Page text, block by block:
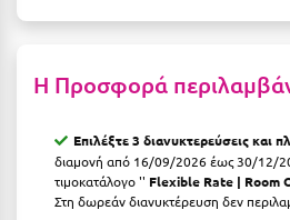
Ιεράπετρα
Ικαρία
Ιωάννινα
Η Προσφορά
Επιλέξτε 3 διανυκτερεύσεις και
διαμονή από 16/09/2026 έως 30/12/
τιμοκατάλογο '' Flexible Rate | Room
Στη δωρεάν διανυκτέρευση δεν